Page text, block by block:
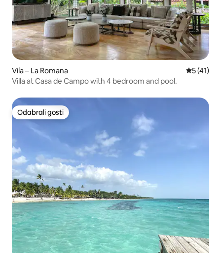
Vila – La Romana
5 (41)
Villa at Casa de Campo with 4 bedroom and pool.
Odabrali gosti
Odabrali gosti